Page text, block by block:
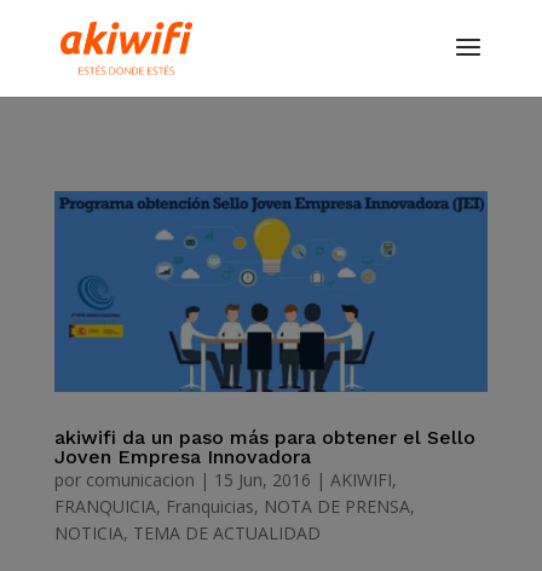
akiwifi da un paso más para obtener el Sello
Joven Empresa Innovadora
por comunicacion | 15 Jun, 2016 | AKIWIFI,
FRANQUICIA, Franquicias, NOTA DE PRENSA,
NOTICIA, TEMA DE ACTUALIDAD